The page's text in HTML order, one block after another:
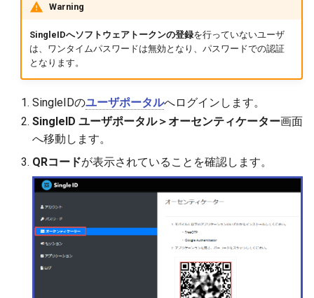
Warning
SingleIDへソフトウェアトークンの登録を行っていないユーザ
は、ワンタイムパスワードは無効となり、パスワードでの認証
となります。
SingleIDのユーザポータルへログインします。
SingleID ユーザポータル＞オーセンティケーター画面
へ移動します。
QRコードが表示されていることを確認します。